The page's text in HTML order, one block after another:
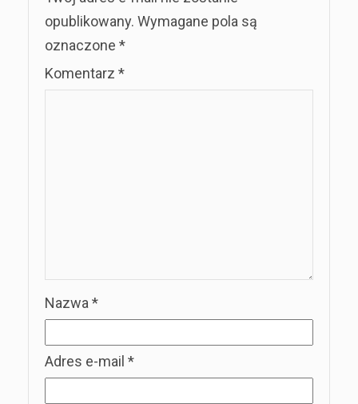
opublikowany. Wymagane pola są
oznaczone *
Komentarz *
Nazwa *
Adres e-mail *